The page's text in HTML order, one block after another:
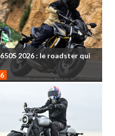
2026: le roadster qui